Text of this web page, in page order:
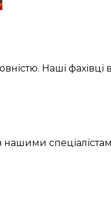
Наші фахівці
нашими